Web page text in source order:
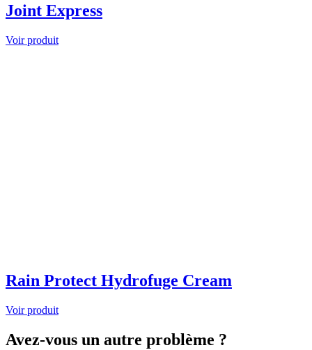
Joint Express
Voir produit
Rain Protect Hydrofuge Cream
Voir produit
Avez-vous un autre problème ?